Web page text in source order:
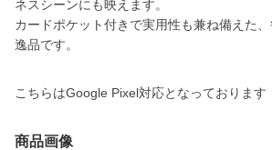
ネスシーンにも映えます。
カードポケット付きで実用性も兼ね備えた
逸品です。
こちらはGoogle Pixel対応となっております
商品画像